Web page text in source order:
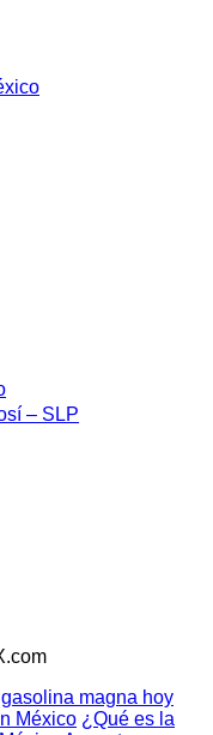
– SLP
magna hoy
México ¿Qué es la